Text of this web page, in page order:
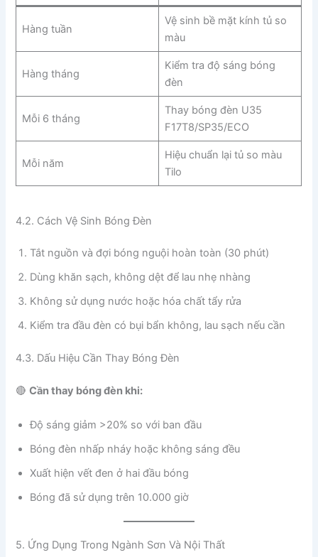
Hàng tuần
Vệ sinh bề mặt kính tủ so
màu
Hàng tháng
Kiểm tra độ sáng bóng
đèn
Mỗi 6 tháng
Thay bóng đèn U35
F17T8/SP35/ECO
Mỗi năm
Hiệu chuẩn lại tủ so màu
Tilo
4.2. Cách Vệ Sinh Bóng Đèn
Tắt nguồn và đợi bóng nguội hoàn toàn (30 phút)
Dùng khăn sạch, không dệt để lau nhẹ nhàng
Không sử dụng nước hoặc hóa chất tẩy rửa
Kiểm tra đầu đèn có bụi bẩn không, lau sạch nếu cần
4.3. Dấu Hiệu Cần Thay Bóng Đèn
🔴Cần thay bóng đèn khi:
Độ sáng giảm >20% so với ban đầu
Bóng đèn nhấp nháy hoặc không sáng đều
Xuất hiện vết đen ở hai đầu bóng
Bóng đã sử dụng trên 10.000 giờ
5. Ứng Dụng Trong Ngành Sơn Và Nội Thất